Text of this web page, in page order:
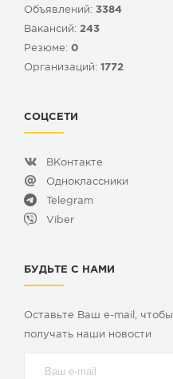
Объявлений: 3384
Вакансий: 243
Резюме: 0
Организаций: 1772
СОЦСЕТИ
ВКонтакте
Одноклассники
Telegram
Viber
БУДЬТЕ С НАМИ
Оставьте Ваш e-mail, чтобы
получать наши новости